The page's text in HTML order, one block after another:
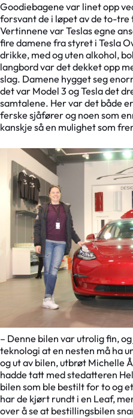
Goodiebagene var linet opp
forsvant de i løpet av de to-
Vertinnene var Teslas egne
fire damene fra styret i Tesla
drikke, med og uten alkohol,
langbord var det dekket opp
slag. Damene hygget seg
det var Model 3 og Tesla det
samtalene. Her var det både
ferske sjåfører og noen som
kanskje så en mulighet som
– Denne bilen var utrolig fin,
teknologi at en nesten må ha
og ut av bilen, utbrøt Michelle
hadde tatt med stedatteren
bilen som ble bestilt for to og
har de kjørt rundt i en Leaf,
over å se at bestillingsbilen